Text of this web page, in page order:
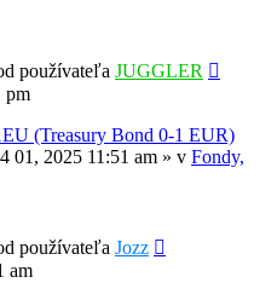
používateľa JUGGLER
pm
(Treasury Bond 0-1 EUR)
01, 2025 11:51 am » v Fondy,
používateľa Jozz
am